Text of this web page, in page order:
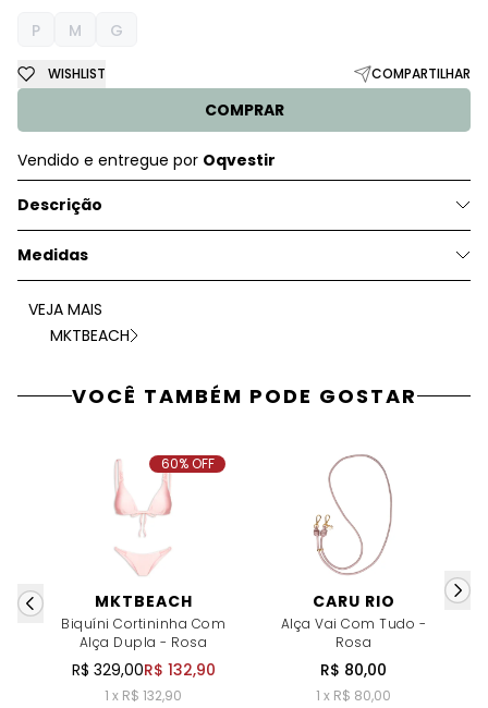
P M G
COMPRAR
WISHLIST COMPARTILHAR
Vendido e entregue por Oqvestir
Descrição
Medidas
VEJA MAIS
MKTBEACH
VOCÊ TAMBÉM PODE GOSTAR
MKTBEACH
Biquíni Cortininha Com
Alça Dupla - Rosa
R$ 329,00R$ 132,90
1 x R$ 132,90
60% OFF
CARU RIO
Alça Vai Com Tudo -
Rosa
R$ 80,00
1 x R$ 80,00